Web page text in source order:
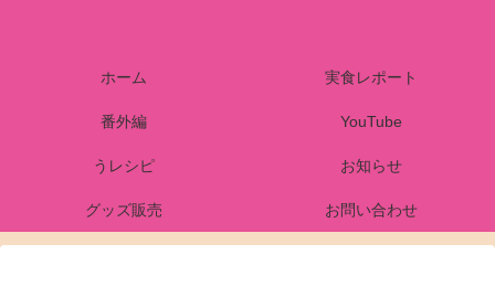
ホーム 実食レポート
番外編 YouTube
うレシピ お知らせ
グッズ販売 お問い合わせ